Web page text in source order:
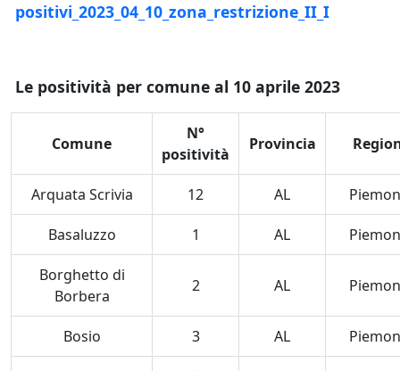
positivi_2023_04_10_zona_restrizione_II_I
Le positività per comune al 10 aprile 2023
Comune
N°
positività
Provincia
Arquata Scrivia 12 AL
Basaluzzo 1 AL
Borghetto di
Borbera
2 AL
Bosio 3 AL